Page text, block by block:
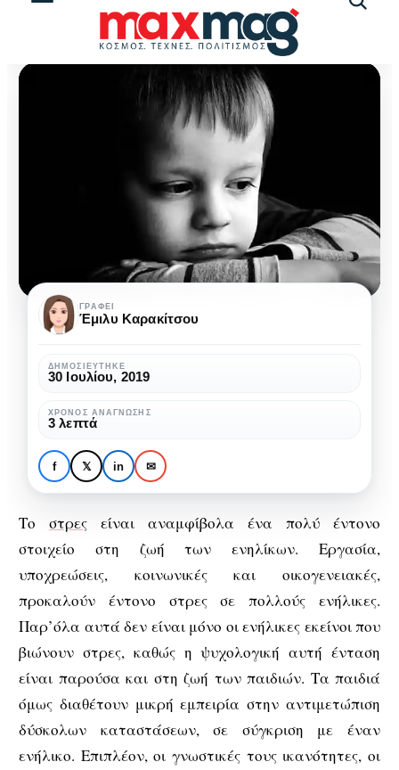
Το στρες στα παιδιά:
Στρατηγικές διαχείρισης
στρες
στα
παιδιά:
Στρατηγικές
διαχείρισης
ΓΡΆΦΕΙ
Έμιλυ Καρακίτσου
ΔΗΜΟΣΙΕΎΤΗΚΕ
30 Ιουλίου, 2019
ΧΡΌΝΟΣ ΑΝΆΓΝΩΣΗΣ
3 λεπτά
f 𝕏 in ✉
Το στρες είναι αναμφίβολα ένα πολύ έντονο
στοιχείο στη ζωή των ενηλίκων. Εργασία,
υποχρεώσεις, κοινωνικές και οικογενειακές,
προκαλούν έντονο στρες σε πολλούς ενήλικες.
Παρ’όλα αυτά δεν είναι μόνο οι ενήλικες εκείνοι που
βιώνουν στρες, καθώς η ψυχολογική αυτή ένταση
είναι παρούσα και στη ζωή των παιδιών. Τα παιδιά
όμως διαθέτουν μικρή εμπειρία στην αντιμετώπιση
δύσκολων καταστάσεων, σε σύγκριση με έναν
ενήλικο. Επιπλέον, οι γνωστικές τους ικανότητες, οι